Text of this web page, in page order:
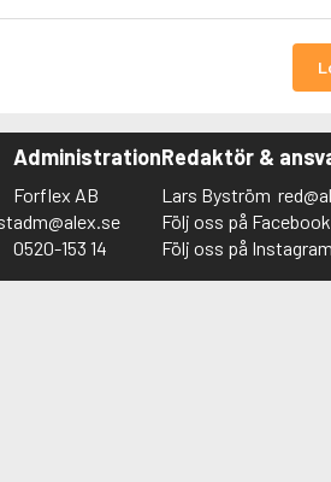
Administration
Forflex AB
adm@alex.se
0520-153 14
Redaktör &
Lars Byström
Följ oss på
Följ oss på